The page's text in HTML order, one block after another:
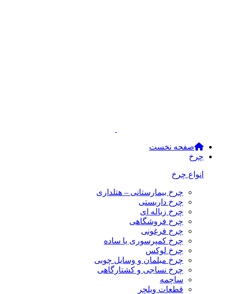
صفحه نخست
چرخ
انواع چرخ
چرخ بیمارستانی – هتلداری
چرخ داربستی
چرخ زباله ای
چرخ فروشگاهی
چرخ فرغونی
چرخ کمپرسوری یا ساده
چرخ لوکس
چرخ مبلمان و وسایل چوبی
چرخ نساجی و کشتارگاهی
ساچمه
قطعات ویلچر